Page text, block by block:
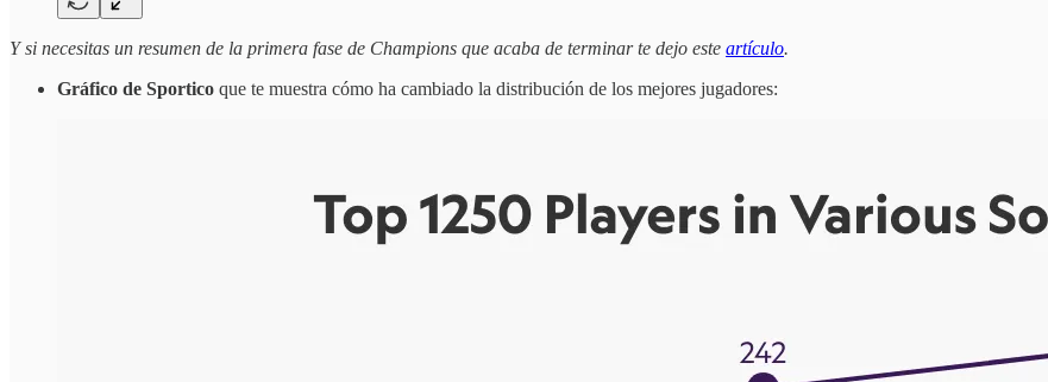
Y si necesitas un resumen de la primera fase de Champions que acaba de terminar te dejo este artículo.
Gráfico de Sportico que te muestra cómo ha cambiado la distribución de los mejores jugadores: